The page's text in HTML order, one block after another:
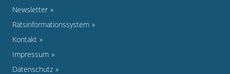
Newsletter
Ratsinformationssystem
Kontakt
Impressum
Datenschutz